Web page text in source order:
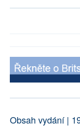
Obsah vydání |